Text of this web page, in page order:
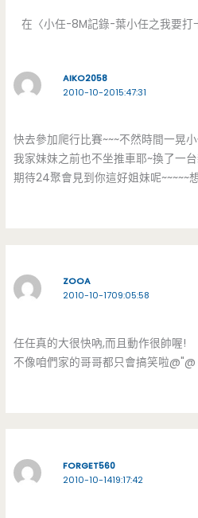
在〈小任-8M記錄-葉小任之我要打
AIKO2058
2010-10-2015:47:31
快去參加爬行比賽~~~不然時間一晃
我家妹妹之前也不坐推車耶~換了一
期待24聚會見到你這好姐妹呢~~~~~
ZOOA
2010-10-1709:05:58
任任真的大很快吶,而且動作很帥喔!
不像咱們家的哥哥都只會搞笑啦@"@
FORGET560
2010-10-1419:17:42